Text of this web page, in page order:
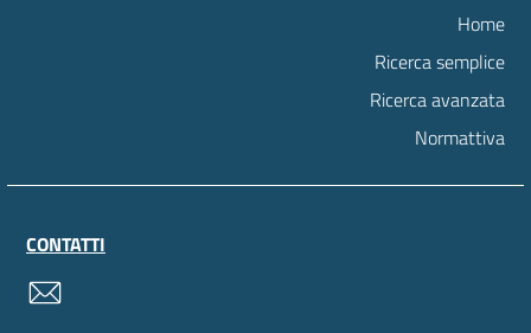
Home
Ricerca semplice
Ricerca avanzata
Normattiva
CONTATTI